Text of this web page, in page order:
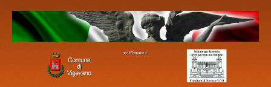
Caduti Vigevano Grande Guerra